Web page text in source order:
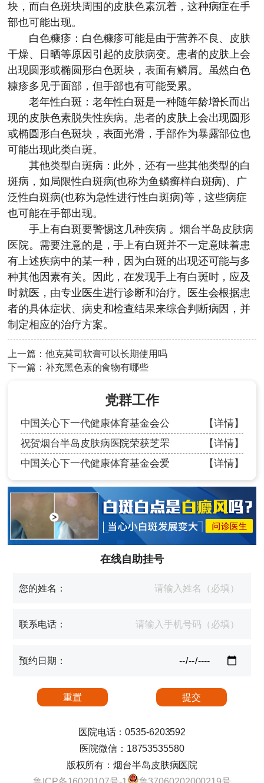
块，而白色斑块周围的皮肤色素沉着，这种病症在手
部也可能出现。
白色糠疹：白色糠疹可能是由于营养不良、皮肤
干燥、日晒等原因引起的皮肤病变。患者的皮肤上会
出现圆形或椭圆形白色斑块，表面有鳞屑。虽然白色
糠疹多见于面部，但手部也有可能受累。
老年性白斑：老年性白斑是一种随年龄增长而出
现的皮肤色素脱失性疾病。患者的皮肤上会出现圆形
或椭圆形白色斑块，表面光滑，手部作为暴露部位也
可能出现此类白斑。
其他类型白斑病：此外，还有一些其他类型的白
斑病，如局限性白斑病(也称为鱼鳞癣样白斑病)、广
泛性白斑病(也称为急性进行性白斑病)等，这些病症
也可能在手部出现。
手上有白斑要警惕这几种疾病 。 烟台半岛皮肤病
医院。需要注意的是，手上有白斑并不一定意味着患
有上述疾病中的某一种，因为白斑的出现还可能与多
种其他因素有关。因此，在发现手上有白斑时，应及
时就医，由专业医生进行诊断和治疗。医生会根据患
者的具体症状、病史和检查结果来综合判断病因，并
制定相应的治疗方案。
上一篇：他克莫司软膏可以长期使用吗
下一篇：补充黑色素的食物有哪些
党群工作
中国关心下一代健康体育基金会公
【详情】
祝贺烟台半岛皮肤病医院荣获芝罘
【详情】
中国关心下一代健康体育基金会爱
【详情】
在线自助挂号
您的姓名：
联系电话：
预约日期：
医院电话：0535-6203592
医院微信：18753535580
版权所有：烟台半岛皮肤病医院